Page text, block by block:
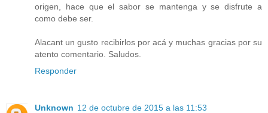
origen, hace que el sabor se mantenga y se disfrute a
como debe ser.
Alacant un gusto recibirlos por acá y muchas gracias por su
atento comentario. Saludos.
Responder
Unknown 12 de octubre de 2015 a las 11:53